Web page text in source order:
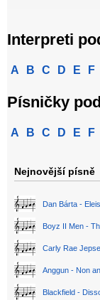
Interpreti
A B C D E F
Písničky
A B C D E F
Nejnovější písně
Dan Bárta -
Boyz II Men -
Carly Rae
Anggun - Non
Blackfield -